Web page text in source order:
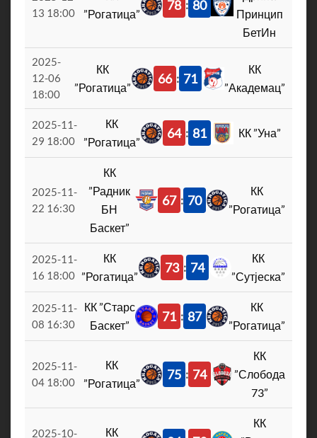
13 18:00
”Рогатица”
78 : 80
Принцип
БетИн
2025-
12-06
18:00
КК
”Рогатица”
66 : 71
КК
”Академац”
2025-11-
29 18:00
КК
”Рогатица”
64 : 81 КК ”Уна”
2025-11-
22 16:30
КК
”Радник
БН
Баскет”
67 : 70
КК
”Рогатица”
2025-11-
16 18:00
КК
”Рогатица”
73 : 74
КК
”Сутјеска”
2025-11-
08 16:30
КК ”Старс
Баскет”
71 : 87
КК
”Рогатица”
2025-11-
04 18:00
КК
”Рогатица”
75 : 74
КК
”Слобода
73”
2025-10- КК
КК